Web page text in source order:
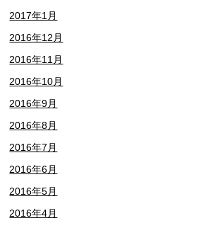
2017年1月
2016年12月
2016年11月
2016年10月
2016年9月
2016年8月
2016年7月
2016年6月
2016年5月
2016年4月